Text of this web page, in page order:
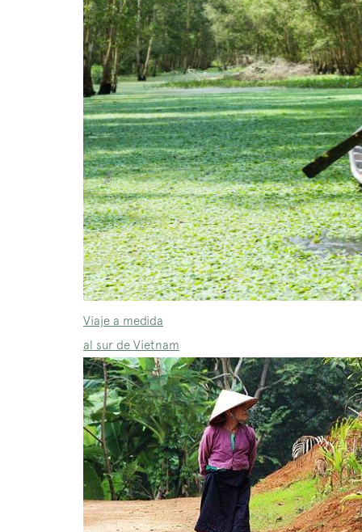
Viaje a medida
al sur de Vietnam